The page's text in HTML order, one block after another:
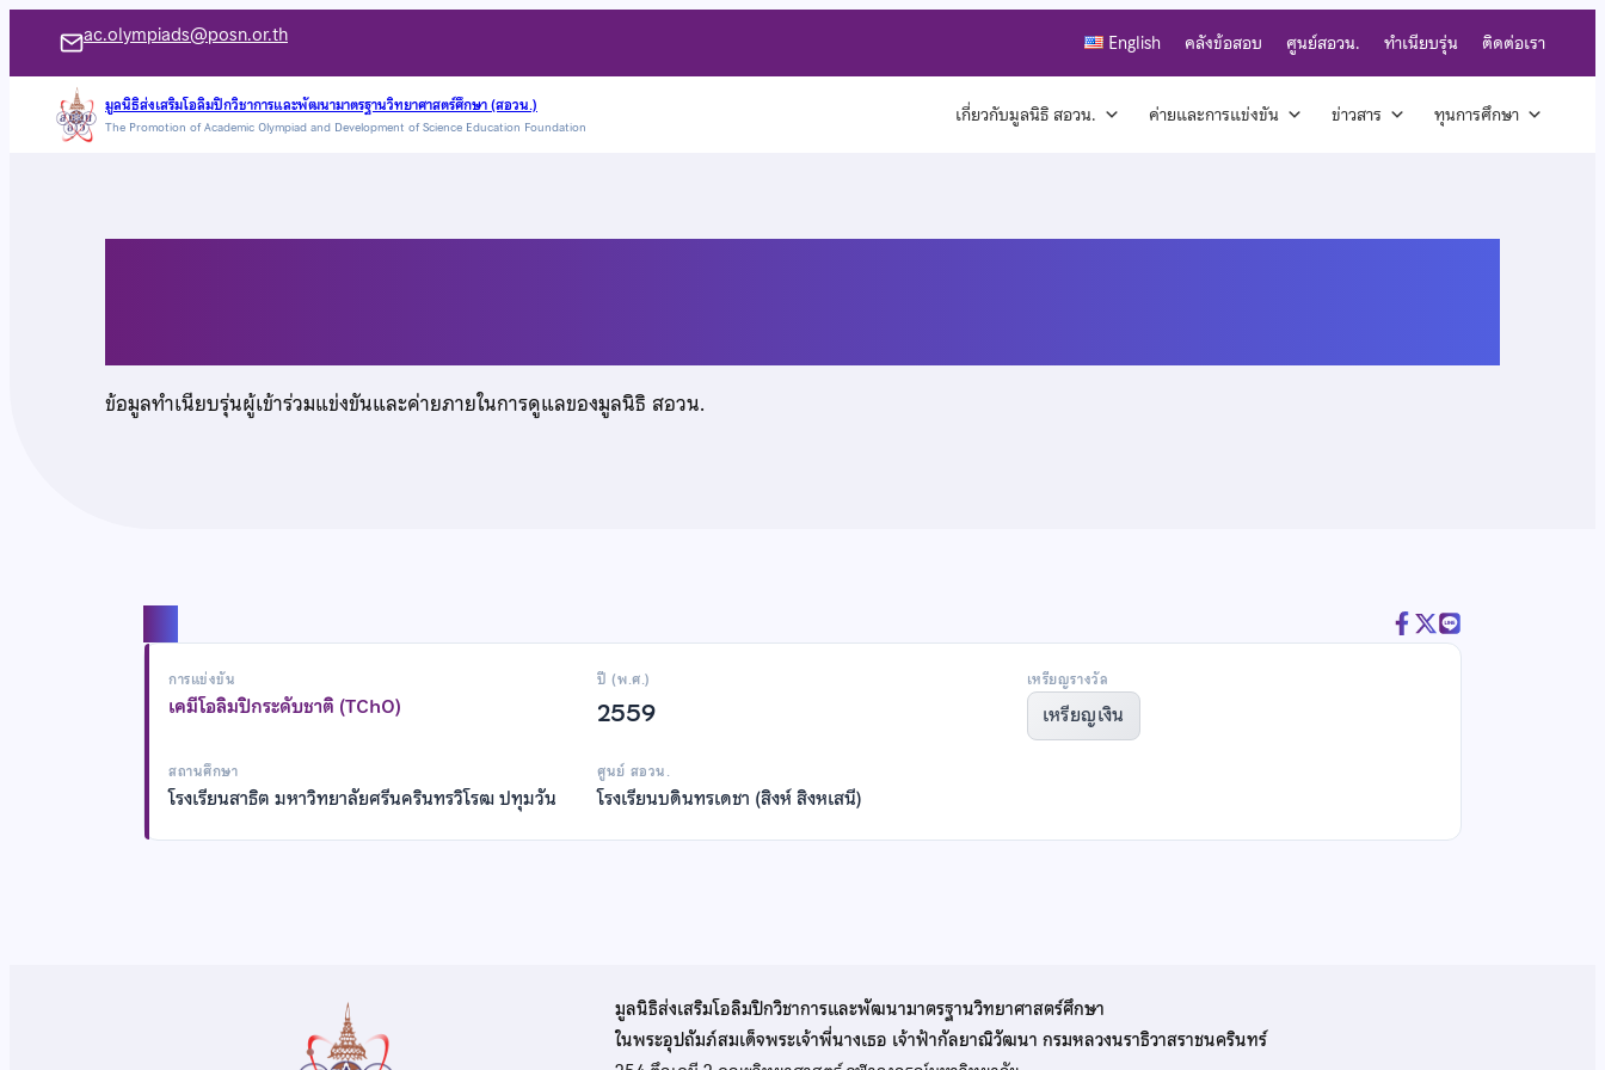
เนื้อหา
ac.olympiads@posn.or.th English คลังข้อสอบ ศูนย์สอวน. ทำเนียบรุ่น ติดต่อเรา
มูลนิธิส่งเสริมโอลิมปิกวิชาการและพัฒนามาตรฐานวิทยาศาสตร์ศึกษา (สอวน.)
The Promotion of Academic Olympiad and Development of Science Education Foundation เกี่ยวกับมูลนิธิ สอวน. ค่ายและการแข่งขัน ข่าวสาร ทุนการศึกษา
ข้อมูลทำเนียบรุ่นผู้เข้าร่วมแข่งขันและค่ายภายในการดูแลของมูลนิธิ สอวน.
การแข่งขัน
เคมีโอลิมปิกระดับชาติ (TChO)
ปี (พ.ศ.)
2559
เหรียญรางวัล
เหรียญเงิน
สถานศึกษา
โรงเรียนสาธิต มหาวิทยาลัยศรีนครินทรวิโรฒ ปทุมวัน
ศูนย์ สอวน.
โรงเรียนบดินทรเดชา (สิงห์ สิงหเสนี)
มูลนิธิส่งเสริมโอลิมปิกวิชาการและพัฒนามาตรฐานวิทยาศาสตร์ศึกษา
ในพระอุปถัมภ์สมเด็จพระเจ้าพี่นางเธอ เจ้าฟ้ากัลยาณิวัฒนา กรมหลวงนราธิวาสราชนครินทร์